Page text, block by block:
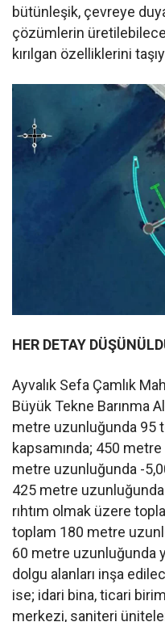
bütünleşik, çevreye
çözümlerin
kırılgan özelliklerini
HER DETAY
Ayvalık Sefa Çamlık
Büyük Tekne Barınma
metre uzunluğunda 95
kapsamında; 450
metre uzunluğunda -
425 metre
rıhtım olmak üzere
toplam 180 metre
60 metre uzunluğunda
dolgu alanları inşa
ise; idari bina, ticari
merkezi, saniteri